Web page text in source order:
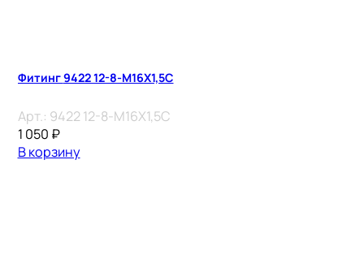
Фитинг 9422 12-8-M16X1,5C
Арт.: 9422 12-8-M16X1,5C
1 050 ₽
В корзину